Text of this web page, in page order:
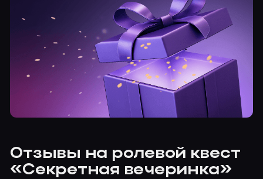
Отзывы на ролевой квест
«Секретная вечеринка»